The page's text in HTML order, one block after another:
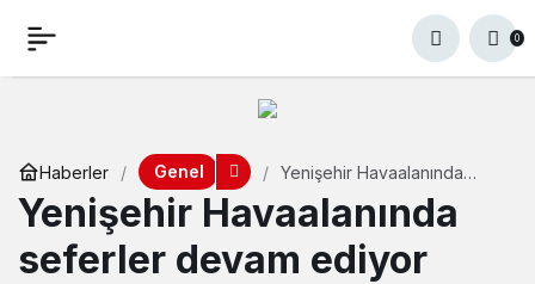
0
Haberler Genel
Yenişehir Havaalanında
Yenişehir Havaalanında
seferler devam ediyor